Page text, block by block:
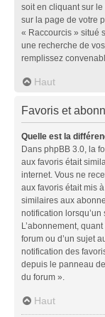
soit en cliquant sur
sur la page de votre
« Raccourcis » situé
une recherche de
remplissez
Haut
Favoris et
Quelle est la
Dans phpBB 3.0, la
aux favoris était
internet. Vous ne
aux favoris était mis
similaires aux
notification lorsqu’un
L’abonnement,
forum ou d’un sujet
notification des
depuis le panneau
du forum ».
Haut